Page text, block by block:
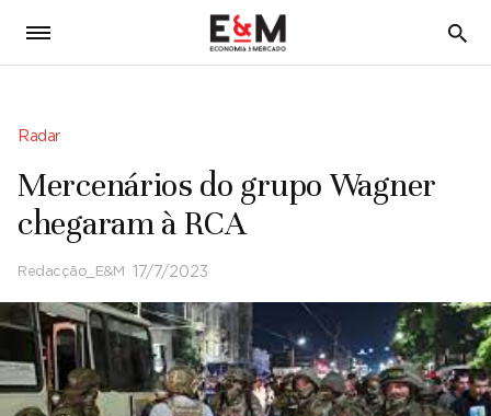
5
Radar
Mercenários do grupo Wagner
chegaram à RCA
Redacção_E&M 17/7/2023